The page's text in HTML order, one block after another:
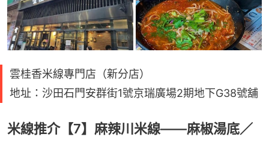
雲桂香米線專門店（新分店）
地址：沙田石門安群街1號京瑞廣場2期地下G38號舖
米線推介【7】麻辣川米線——麻椒湯底／